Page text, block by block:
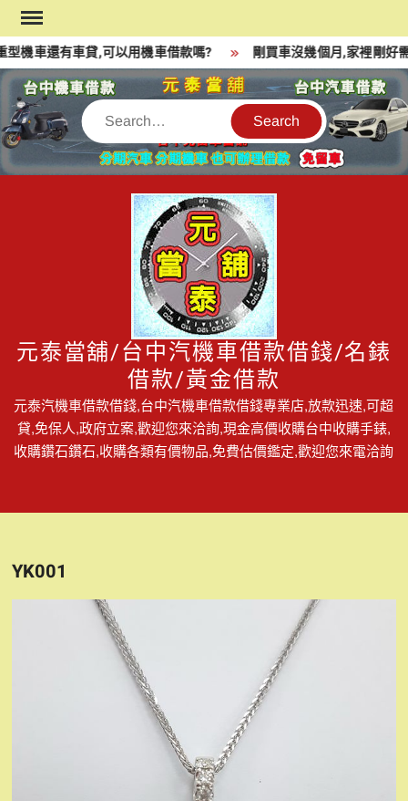
Skip
to
content
機車還有車貸,可以用機車借款嗎? 剛買車沒幾個月,家裡剛好
Search
元泰當舖/台中汽機車借款借錢/名錶
借款/黃金借款
元泰汽機車借款借錢,台中汽機車借款借錢專業店,放款迅速,可超
貸,免保人,政府立案,歡迎您來洽詢,現金高價收購台中收購手錶,
收購鑽石鑽石,收購各類有價物品,免費估價鑑定,歡迎您來電洽詢
YK001